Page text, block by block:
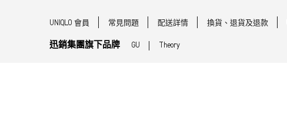
UNIQLO 會員 常見問題 配送詳情 換貨、退貨及退款
迅銷集團旗下品牌 GU Theory